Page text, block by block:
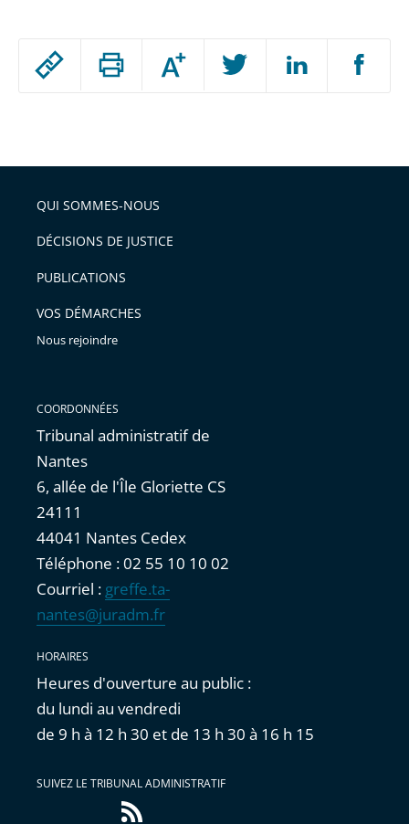
Passer
arriver
après
Augmenter
ou
l'article
pour
avant
QUI SOMMES-NOUS
DÉCISIONS DE JUSTICE
PUBLICATIONS
VOS DÉMARCHES
Nous rejoindre
COORDONNÉES
Tribunal administratif de
Nantes
6, allée de l'Île Gloriette CS
24111
44041 Nantes Cedex
Téléphone : 02 55 10 10 02
Courriel : greffe.ta-
nantes@juradm.fr
HORAIRES
Heures d'ouverture au public :
du lundi au vendredi
de 9 h à 12 h 30 et de 13 h 30 à 16 h 15
SUIVEZ LE TRIBUNAL ADMINISTRATIF
Flux